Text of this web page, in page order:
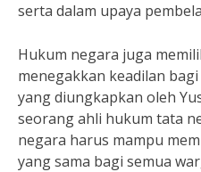
serta dalam upaya
Hukum negara juga
menegakkan keadilan
yang diungkapkan oleh
seorang ahli hukum tata
negara harus mampu
yang sama bagi semua